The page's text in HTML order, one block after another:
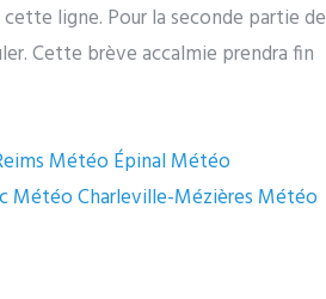
ligne. Pour la seconde partie de
Cette brève accalmie prendra fin
Météo ÉpinalMétéo
Météo Charleville-Mézières Météo